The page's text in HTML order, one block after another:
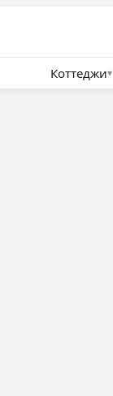
Коттеджи▾